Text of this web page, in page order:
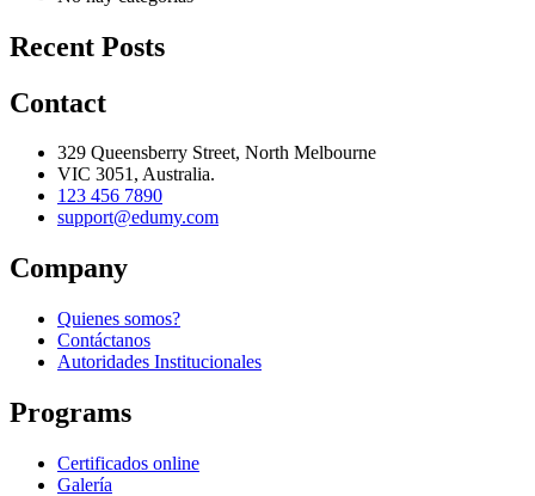
Recent Posts
Contact
329 Queensberry Street, North Melbourne
VIC 3051, Australia.
123 456 7890
support@edumy.com
Company
Quienes somos?
Contáctanos
Autoridades Institucionales
Programs
Certificados online
Galería